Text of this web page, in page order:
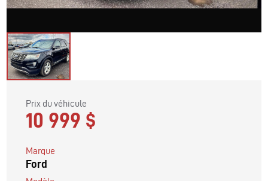
Prix du véhicule
10 999 $
Marque
Ford